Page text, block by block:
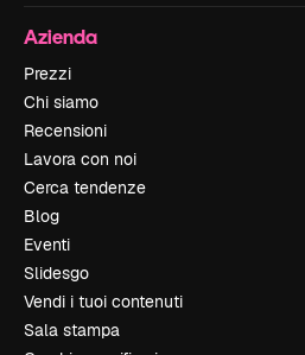
Azienda
Prezzi
Chi siamo
Recensioni
Lavora con noi
Cerca tendenze
Blog
Eventi
Slidesgo
Vendi i tuoi contenuti
Sala stampa